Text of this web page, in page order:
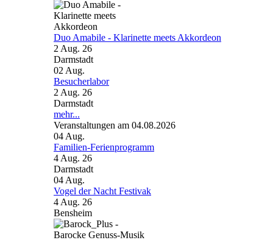
Duo Amabile - Klarinette meets Akkordeon
2 Aug. 26
Darmstadt
02Aug.
Besucherlabor
2 Aug. 26
Darmstadt
mehr...
Veranstaltungen am 04.08.2026
04Aug.
Familien-Ferienprogramm
4 Aug. 26
Darmstadt
04Aug.
Vogel der Nacht Festivak
4 Aug. 26
Bensheim